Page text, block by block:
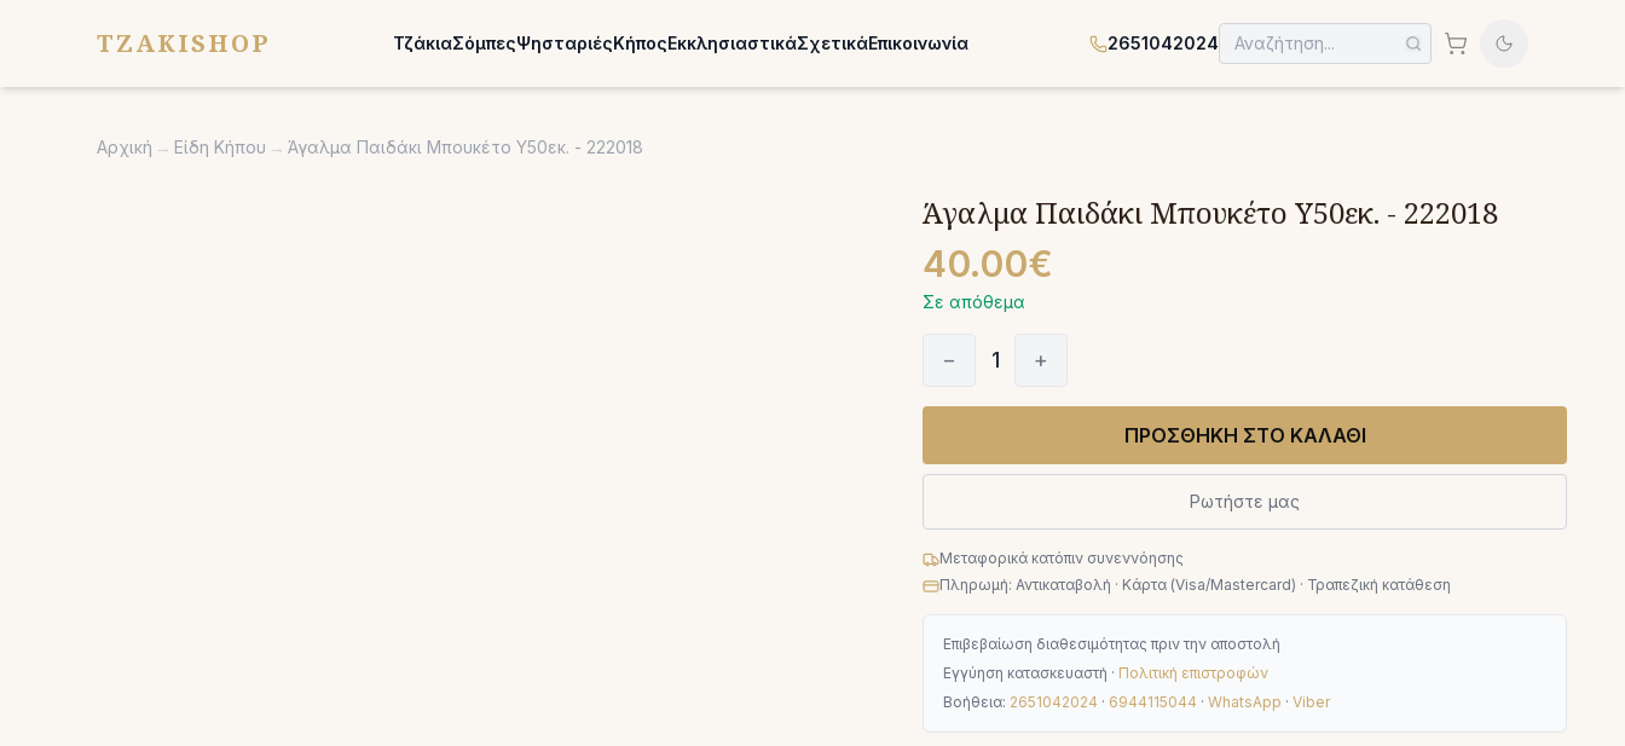
TZAKISHOP ΤζάκιαΣόμπεςΨησταριέςΚήποςΕκκλησιαστικάΣχετικάΕπικοινωνία 2651042024
Αρχική → Είδη Κήπου → Άγαλμα Παιδάκι Μπουκέτο Υ50εκ. - 222018
Άγαλμα Παιδάκι Μπουκέτο Υ50εκ. - 222018
40.00€
Σε απόθεμα
− 1 +
ΠΡΟΣΘΗΚΗ ΣΤΟ ΚΑΛΑΘΙ
Ρωτήστε μας
Μεταφορικά κατόπιν συνεννόησης
Πληρωμή: Αντικαταβολή · Κάρτα (Visa/Mastercard) · Τραπεζική κατάθεση
Επιβεβαίωση διαθεσιμότητας πριν την αποστολή
Εγγύηση κατασκευαστή · Πολιτική επιστροφών
Βοήθεια: 2651042024 · 6944115044 · WhatsApp · Viber